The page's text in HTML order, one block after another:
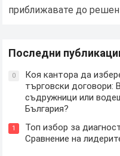
приближавате до
Последни
0
Коя кантора да
търговски договори:
съдружници или
България?
1
Топ избор за
Сравнение на